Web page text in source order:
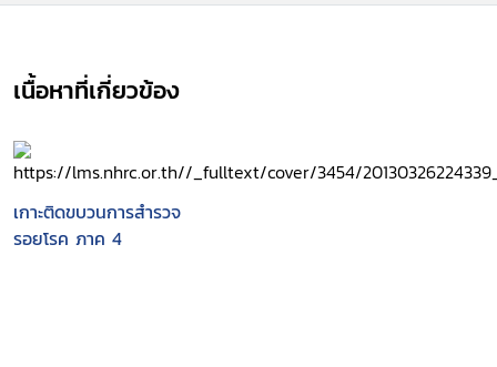
เนื้อหาที่เกี่ยวข้อง
เกาะติดขบวนการสำรวจ
รอยโรค ภาค 4